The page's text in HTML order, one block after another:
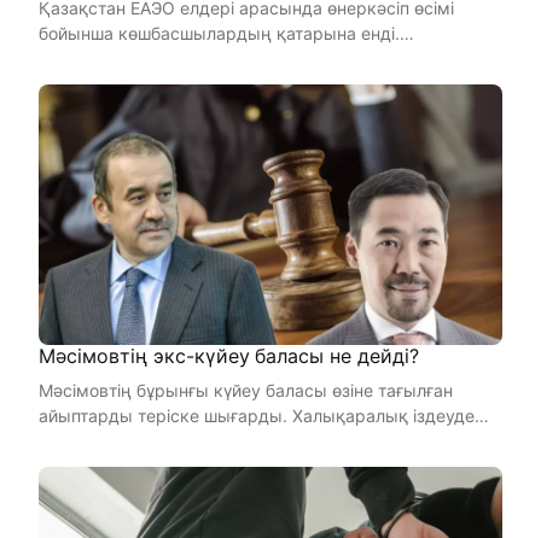
Қазақстан ЕАЭО елдері арасында өнеркәсіп өсімі
бойынша көшбасшылардың қатарына енді.
Мәсімовтің экс-күйеу баласы не дейді?
Мәсімовтің бұрынғы күйеу баласы өзіне тағылған
айыптарды теріске шығарды. Халықаралық іздеуде